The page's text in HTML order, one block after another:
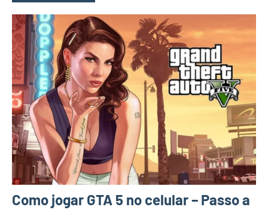
Como jogar GTA 5 no celular – Passo a